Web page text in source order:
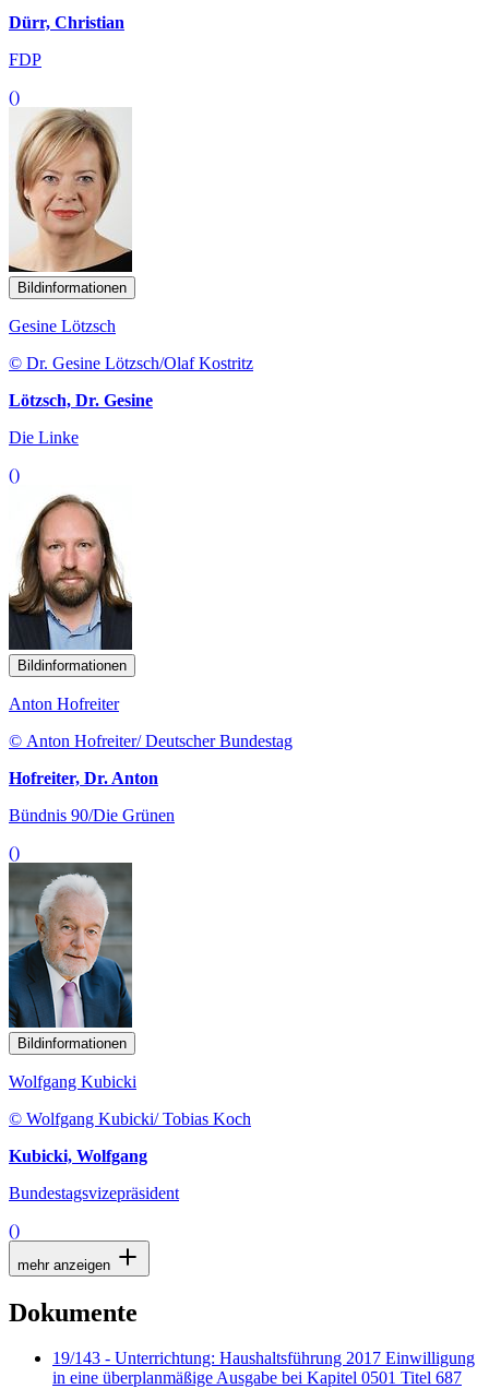
Dürr, Christian
FDP
()
Bildinformationen
Gesine Lötzsch
© Dr. Gesine Lötzsch/Olaf Kostritz
Lötzsch, Dr. Gesine
Die Linke
()
Bildinformationen
Anton Hofreiter
© Anton Hofreiter/ Deutscher Bundestag
Hofreiter, Dr. Anton
Bündnis 90/Die Grünen
()
Bildinformationen
Wolfgang Kubicki
© Wolfgang Kubicki/ Tobias Koch
Kubicki, Wolfgang
Bundestagsvizepräsident
()
mehr anzeigen
Dokumente
19/143 - Unterrichtung: Haushaltsführung 2017 Einwilligung
in eine überplanmäßige Ausgabe bei Kapitel 0501 Titel 687